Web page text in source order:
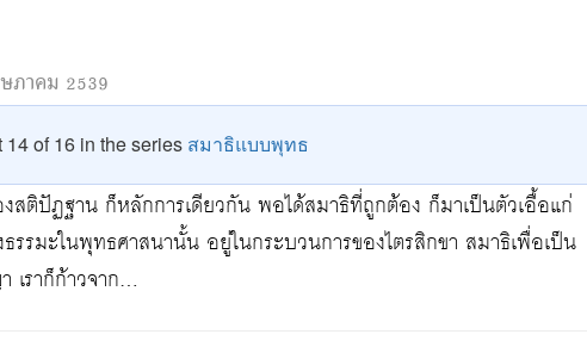
าคม 2539
of 16 in the series สมาธิแบบพุทธ
สติปัฏฐาน ก็หลักการเดียวกัน พอได้สมาธิที่ถูกต้อง ก็มาเป็นตัวเอื้อแก่
รมะในพุทธศาสนานั้น อยู่ในกระบวนการของไตรสิกขา สมาธิเพื่อเป็น
เราก็ก้าวจาก…